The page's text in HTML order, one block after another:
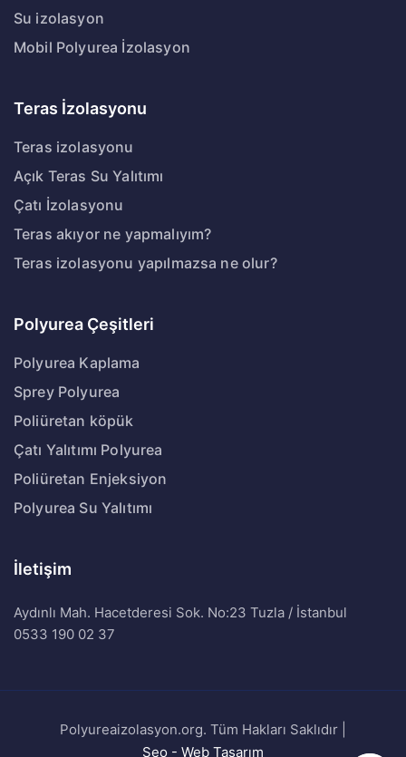
Su izolasyon
Mobil Polyurea İzolasyon
Teras İzolasyonu
Teras izolasyonu
Açık Teras Su Yalıtımı
Çatı İzolasyonu
Teras akıyor ne yapmalıyım?
Teras izolasyonu yapılmazsa ne olur?
Polyurea Çeşitleri
Polyurea Kaplama
Sprey Polyurea
Poliüretan köpük
Çatı Yalıtımı Polyurea
Poliüretan Enjeksiyon
Polyurea Su Yalıtımı
İletişim
Aydınlı Mah. Hacetderesi Sok. No:23 Tuzla / İstanbul
0533 190 02 37
Polyureaizolasyon.org. Tüm Hakları Saklıdır |
Seo - Web Tasarım